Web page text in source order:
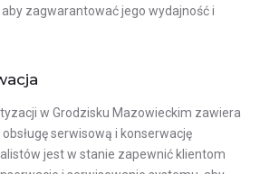
zagwarantować jego wydajność i
w Grodzisku Mazowieckim zawiera
serwisową i konserwację
jest w stanie zapewnić klientom